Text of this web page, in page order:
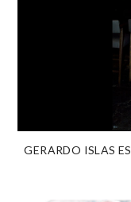
GERARDO ISLAS